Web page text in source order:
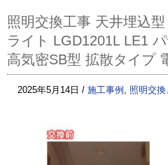
照明交換工事 天井埋込
ライト LGD1201L LE1
高気密SB型 拡散タイプ
2025年5月14日 / 施工事例
照明交